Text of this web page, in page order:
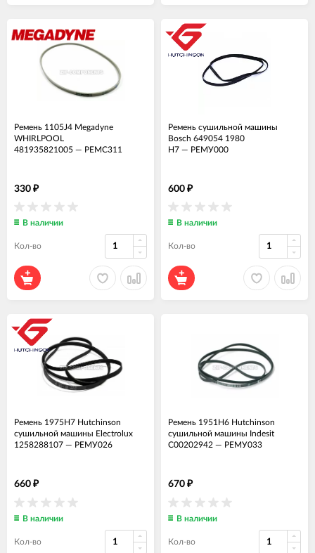
Ремень 1105J4 Megadyne
WHIRLPOOL
481935821005 — РЕМС311
330 ₽
В наличии
Кол-во
Ремень сушильной машины
Bosch 649054 1980
H7 — РЕМУ000
600 ₽
В наличии
Кол-во
Ремень 1975H7 Hutchinson
сушильной машины Electrolux
1258288107 — РЕМУ026
660 ₽
В наличии
Кол-во
Ремень 1951H6 Hutchinson
сушильной машины Indesit
C00202942 — РЕМУ033
670 ₽
В наличии
Кол-во